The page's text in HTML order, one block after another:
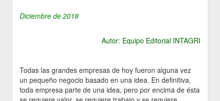
Diciembre de 2018
Autor: Equipo Editorial INTAGRI
Todas las grandes empresas de hoy fueron alguna vez
un pequeño negocio basado en una idea. En definitiva,
toda empresa parte de una idea, pero por encima de ésta